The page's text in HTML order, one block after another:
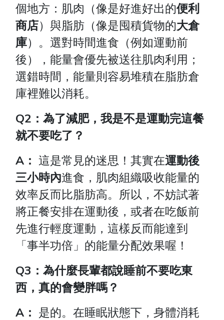
個地方：肌肉（像是好進好出的便利
商店）與脂肪（像是囤積貨物的大倉
庫）。選對時間進食（例如運動前
後），能量會優先被送往肌肉利用；
選錯時間，能量則容易堆積在脂肪倉
庫裡難以消耗。
Q2：為了減肥，我是不是運動完這餐
就不要吃了？
A： 這是常見的迷思！其實在運動後
三小時內進食，肌肉組織吸收能量的
效率反而比脂肪高。所以，不妨試著
將正餐安排在運動後，或者在吃飯前
先進行輕度運動，這樣反而能達到
「事半功倍」的能量分配效果喔！
Q3：為什麼長輩都說睡前不要吃東
西，真的會變胖嗎？
A： 是的。在睡眠狀態下，身體消耗